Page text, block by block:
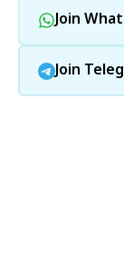
Join
Join